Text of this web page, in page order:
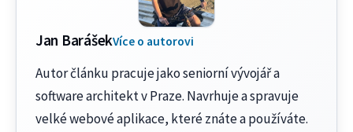
Jan BarášekVíce o autorovi
Autor článku pracuje jako seniorní vývojář a
software architekt v Praze. Navrhuje a spravuje
velké webové aplikace, které znáte a používáte.